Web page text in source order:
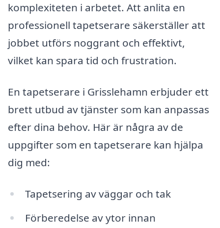
komplexiteten i arbetet. Att anlita en
professionell tapetserare säkerställer att
jobbet utförs noggrant och effektivt,
vilket kan spara tid och frustration.
En tapetserare i Grisslehamn erbjuder ett
brett utbud av tjänster som kan anpassas
efter dina behov. Här är några av de
uppgifter som en tapetserare kan hjälpa
dig med:
Tapetsering av väggar och tak
Förberedelse av ytor innan